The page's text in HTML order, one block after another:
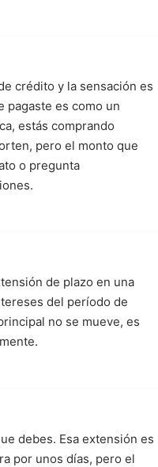
crédito y la sensación es
pagaste es como un
estás comprando
pero el monto que
o pregunta
de plazo en una
del período de
no se mueve, es
debes. Esa extensión es
por unos días, pero el